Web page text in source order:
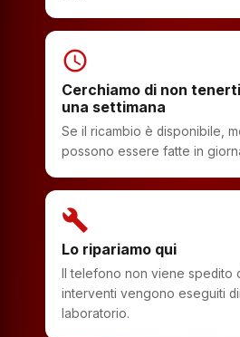
schedule
Cerchiamo di non
una settimana
Se il ricambio è disponibile,
possono essere fatte in
build
Lo ripariamo qui
Il telefono non viene spedito
interventi vengono eseguiti
laboratorio.